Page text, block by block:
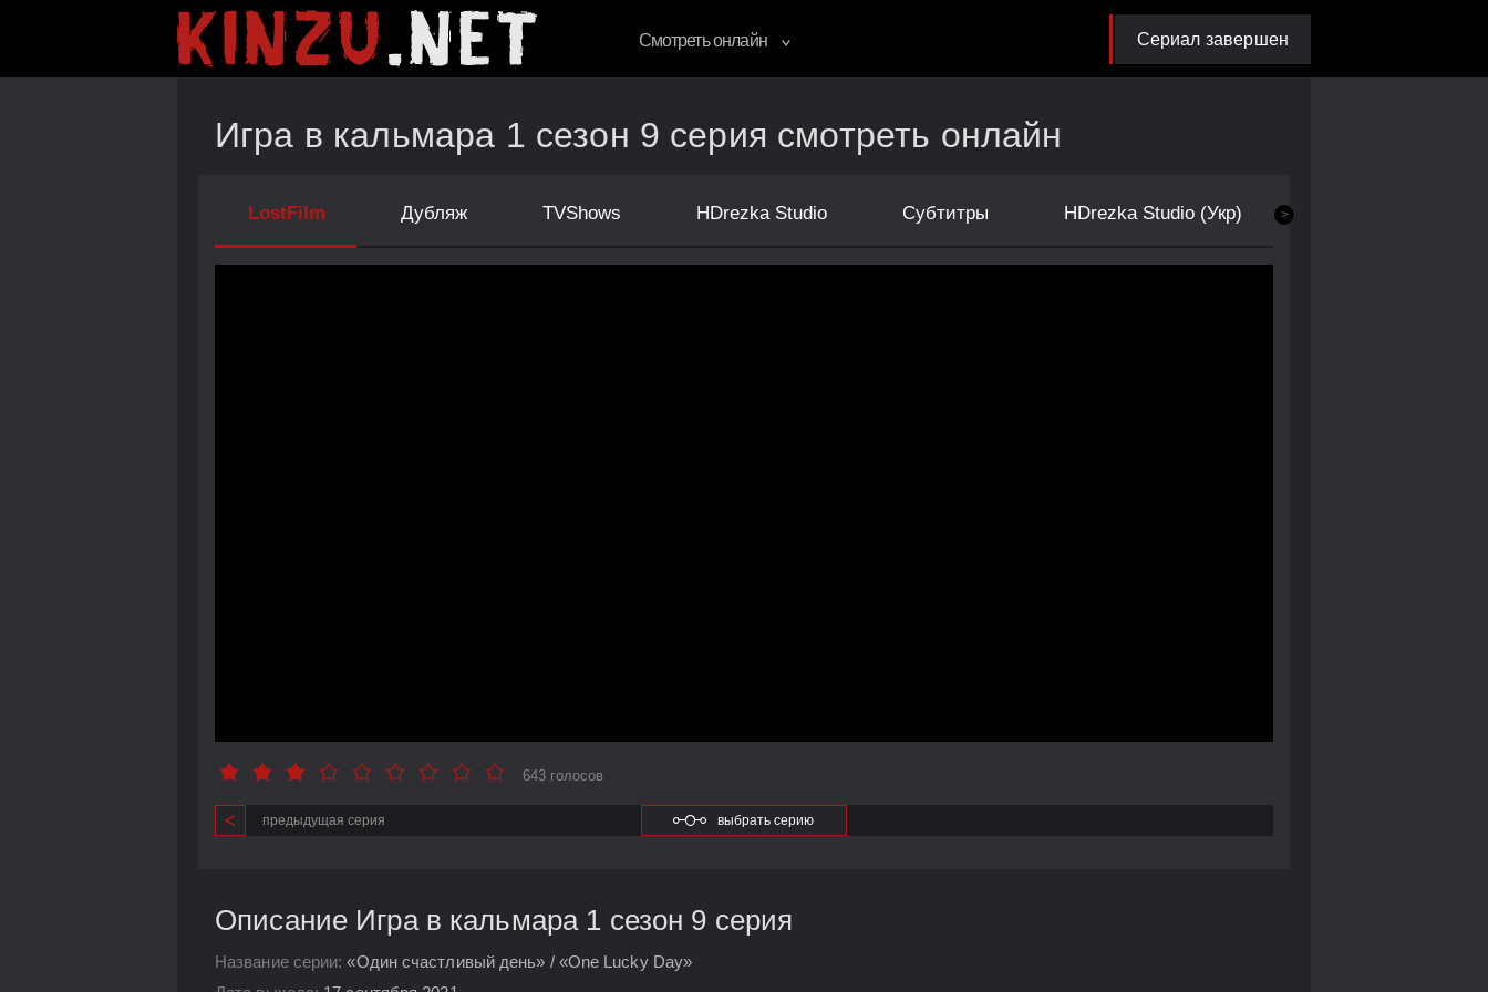
Смотреть онлайн Сериал завершен
Игра в кальмара 1 сезон 9 серия смотреть онлайн
>
LostFilm Дубляж TVShows HDrezka Studio Субтитры HDrezka Studio (Укр)
643 голосов
предыдущая серия выбрать серию
Описание Игра в кальмара 1 сезон 9 серия
Название серии:«Один счастливый день» / «One Lucky Day»